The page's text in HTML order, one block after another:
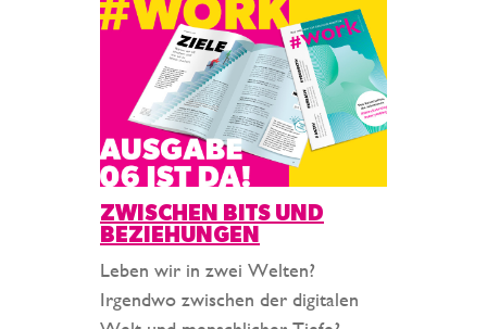
ZWISCHEN BITS UND
BEZIEHUNGEN
Leben wir in zwei Welten?
Irgendwo zwischen der digitalen